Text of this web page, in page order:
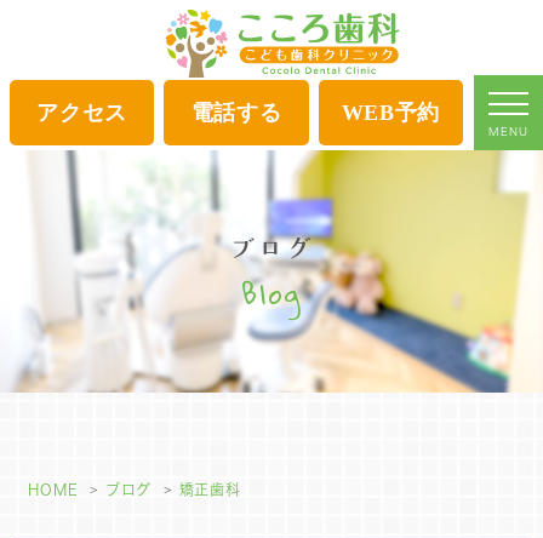
アクセス 電話する WEB予約
MENU
ブログ
Blog
HOME ブログ 矯正歯科